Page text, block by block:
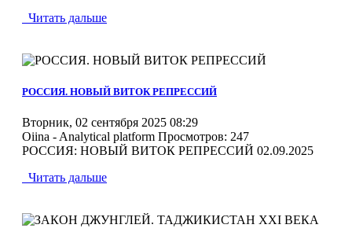
Читать дальше
РОССИЯ. НОВЫЙ ВИТОК РЕПРЕССИЙ
Вторник, 02 сентября 2025 08:29
Oiina - Analytical platform Просмотров: 247
РОССИЯ: НОВЫЙ ВИТОК РЕПРЕССИЙ 02.09.2025
Читать дальше